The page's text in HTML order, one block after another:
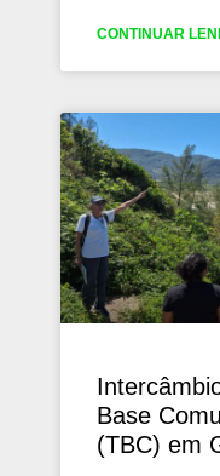
CONTINUAR
Base
(TBC) em